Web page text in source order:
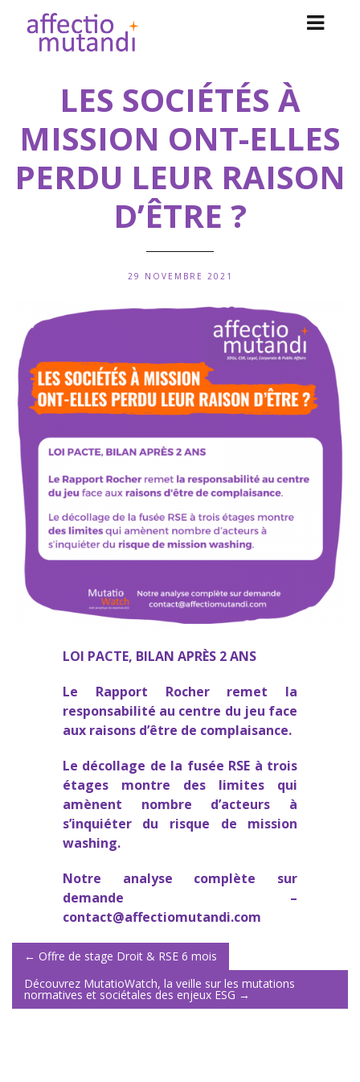
LES SOCIÉTÉS À
MISSION ONT-ELLES
PERDU LEUR RAISON
D’ÊTRE ?
29 NOVEMBRE 2021
LOI PACTE, BILAN APRÈS 2 ANS
Le Rapport Rocher remet la
responsabilité au centre du jeu face
aux raisons d’être de complaisance.
Le décollage de la fusée RSE à trois
étages montre des limites qui
amènent nombre d’acteurs à
s’inquiéter du risque de mission
washing.
Notre analyse complète sur
demande –
contact@affectiomutandi.com
← Offre de stage Droit & RSE 6 mois
Découvrez MutatioWatch, la veille sur les mutations
normatives et sociétales des enjeux ESG →